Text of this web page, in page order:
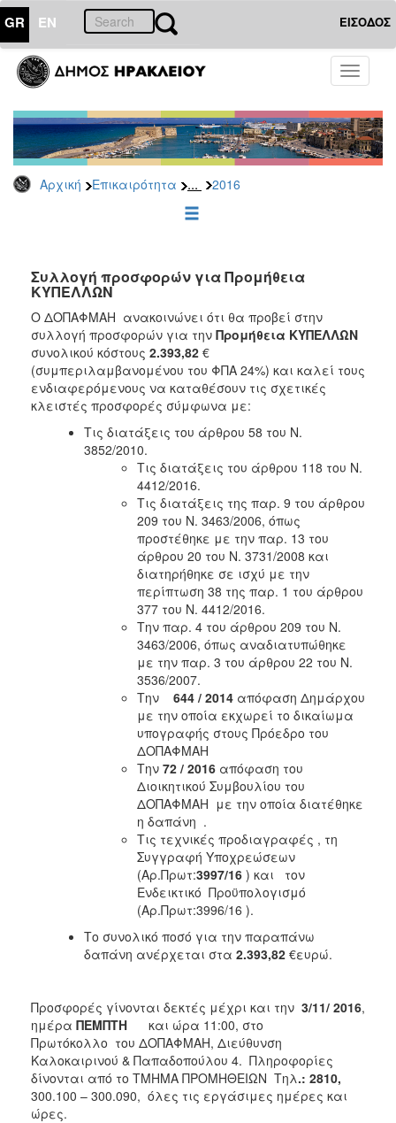
GR EN ΕΙΣΟΔΟΣ
Toggle
Αρχική Επικαιρότητα ... 2016
ΕΠΙΚΑΙΡΟΤΗΤΑ
-
Δημοπρασίες
Αρχείο
2026
2022
2021
2020
2019
2018
2017
2016
Συλλογή προσφορών για Προμήθεια
ΚΥΠΕΛΛΩΝ
Ο ΔΟΠΑΦΜΑΗ ανακοινώνει ότι θα προβεί στην
συλλογή προσφορών για την Προμήθεια ΚΥΠΕΛΛΩΝ
συνολικού κόστους 2.393,82 €
(συμπεριλαμβανομένου του ΦΠΑ 24%) και καλεί τους
ενδιαφερόμενους να καταθέσουν τις σχετικές
κλειστές προσφορές σύμφωνα με:
Τις διατάξεις του άρθρου 58 του Ν.
3852/2010.
Τις διατάξεις του άρθρου 118 του Ν.
4412/2016.
Τις διατάξεις της παρ. 9 του άρθρου
209 του Ν. 3463/2006, όπως
προστέθηκε με την παρ. 13 του
άρθρου 20 του Ν. 3731/2008 και
διατηρήθηκε σε ισχύ με την
περίπτωση 38 της παρ. 1 του άρθρου
377 του Ν. 4412/2016.
Την παρ. 4 του άρθρου 209 του Ν.
3463/2006, όπως αναδιατυπώθηκε
με την παρ. 3 του άρθρου 22 του Ν.
3536/2007.
Την 644 / 2014 απόφαση Δημάρχου
με την οποία εκχωρεί το δικαίωμα
υπογραφής στους Πρόεδρο του
ΔΟΠΑΦΜΑΗ
Την 72 / 2016 απόφαση του
Διοικητικού Συμβουλίου του
ΔΟΠΑΦΜΑΗ με την οποία διατέθηκε
η δαπάνη .
Τις τεχνικές προδιαγραφές , τη
Συγγραφή Υποχρεώσεων
(Αρ.Πρωτ:3997/16 ) και τον
Ενδεικτικό Προϋπολογισμό
(Αρ.Πρωτ:3996/16 ).
Το συνολικό ποσό για την παραπάνω
δαπάνη ανέρχεται στα 2.393,82 €ευρώ.
Προσφορές γίνονται δεκτές μέχρι και την 3/11/ 2016,
ημέρα ΠΕΜΠΤΗ και ώρα 11:00, στο
Πρωτόκολλο του ΔΟΠΑΦΜΑΗ, Διεύθυνση
Καλοκαιρινού & Παπαδοπούλου 4. Πληροφορίες
δίνονται από το ΤΜΗΜΑ ΠΡΟΜΗΘΕΙΩΝ Τηλ.: 2810,
300.100 – 300.090, όλες τις εργάσιμες ημέρες και
ώρες.